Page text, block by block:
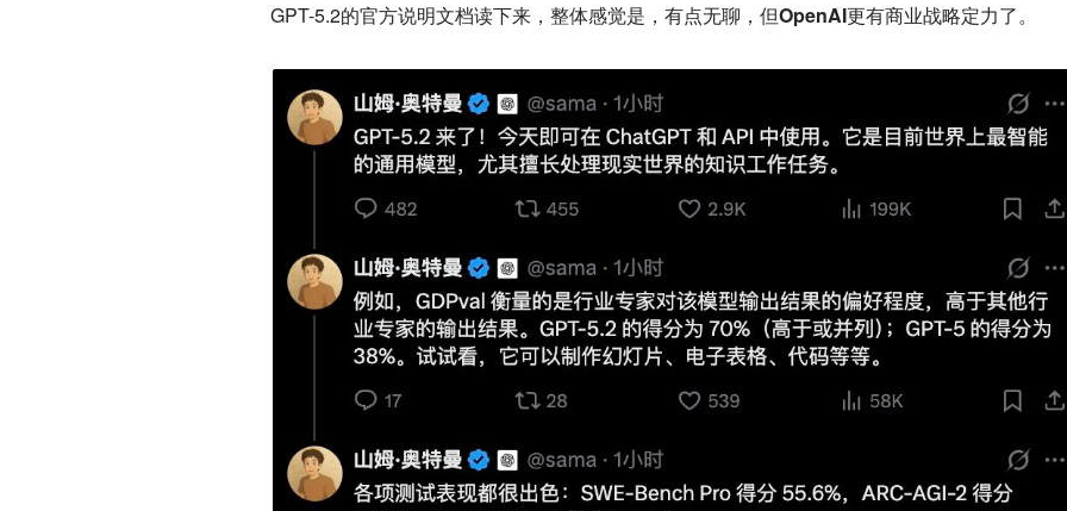
GPT-5.2的官方说明文档读下来，整体感觉是， 有点无聊，但OpenAI更有商业战略定力了。